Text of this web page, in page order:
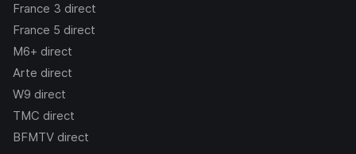
France 3 direct
France 5 direct
M6+ direct
Arte direct
W9 direct
TMC direct
BFMTV direct